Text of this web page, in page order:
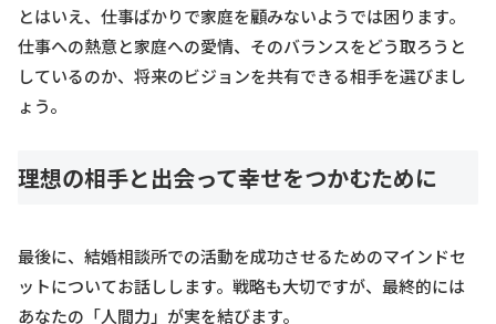
とはいえ、仕事ばかりで家庭を顧みないようでは困ります。
仕事への熱意と家庭への愛情、そのバランスをどう取ろうと
しているのか、将来のビジョンを共有できる相手を選びまし
ょう。
理想の相手と出会って幸せをつかむために
最後に、結婚相談所での活動を成功させるためのマインドセ
ットについてお話しします。戦略も大切ですが、最終的には
あなたの「人間力」が実を結びます。